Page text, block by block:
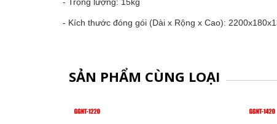
- Kích thước đóng gói (Dài x Rộng x Cao):
SẢN PHẨM CÙNG LOẠI